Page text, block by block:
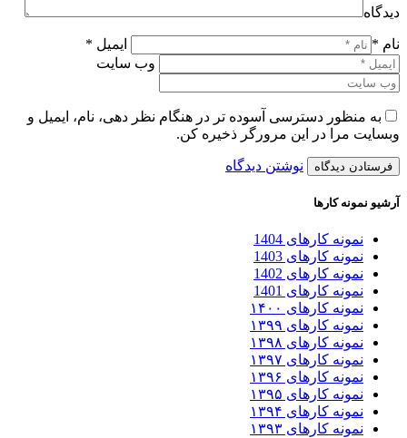
دیدگاه
نام *
ایمیل *
وب سایت
به منظور دسترسی آسوده تر در هنگام نظر دهی، نام، ایمیل و
وبسایت مرا در این مرورگر ذخیره کن.
نوشتن دیدگاه
آرشیو نمونه کارها
نمونه کارهای 1404
نمونه کارهای 1403
نمونه کارهای 1402
نمونه کارهای 1401
نمونه کارهای ۱۴۰۰
نمونه کارهای ۱۳۹۹
نمونه کارهای ۱۳۹۸
نمونه کارهای ۱۳۹۷
نمونه کارهای ۱۳۹۶
نمونه کارهای ۱۳۹۵
نمونه کارهای ۱۳۹۴
نمونه کارهای ۱۳۹۳